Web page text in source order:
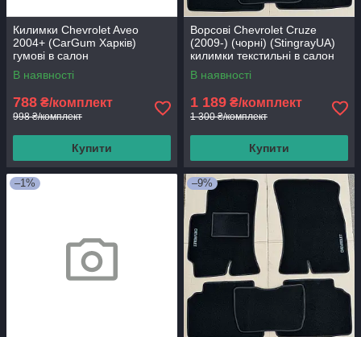
Килимки Chevrolet Aveo
2004+ (CarGum Харків)
гумові в салон
В наявності
788 ₴/комплект
998 ₴/комплект
Купити
Ворсові Chevrolet Cruze
(2009-) (чорні) (StingrayUA)
килимки текстильні в салон
авто
В наявності
1 189 ₴/комплект
1 300 ₴/комплект
Купити
–1% –9%